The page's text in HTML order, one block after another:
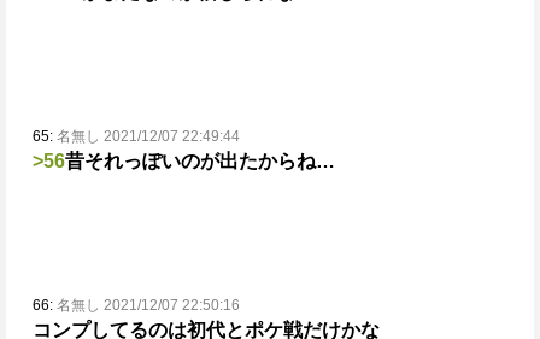
65: 名無し 2021/12/07 22:49:44
>56昔それっぽいのが出たからね…
66: 名無し 2021/12/07 22:50:16
コンプしてるのは初代とポケ戦だけかな